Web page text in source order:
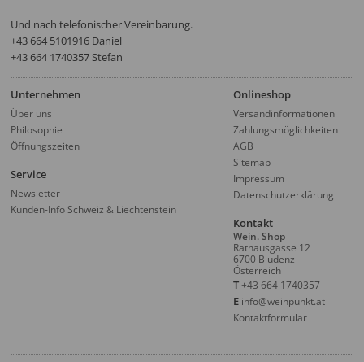
Und nach telefonischer Vereinbarung.
‭+43 664 5101916‬ Daniel
+43 664 1740357 Stefan
Unternehmen
Über uns
Philosophie
Öffnungszeiten
Onlineshop
Versandinformationen
Zahlungsmöglichkeiten
AGB
Sitemap
Impressum
Datenschutzerklärung
Service
Newsletter
Kunden-Info Schweiz & Liechtenstein
Kontakt
Wein. Shop
Rathausgasse 12
6700 Bludenz
Österreich
T+43 664 1740357
E info@weinpunkt.at
Kontaktformular